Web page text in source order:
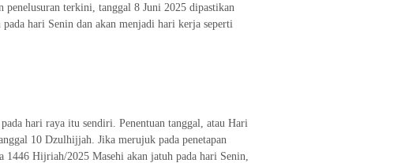
terkini, tanggal 8 Juni 2025 dipastikan
hari Senin dan akan menjadi hari kerja seperti
hari raya itu sendiri. Penentuan tanggal, atau Hari
10 Dzulhijjah. Jika merujuk pada penetapan
Hijriah/2025 Masehi akan jatuh pada hari Senin,